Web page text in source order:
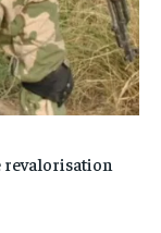
revalorisation